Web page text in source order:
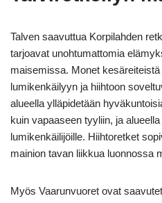
Talven saavuttua Korpilahden
tarjoavat unohtumattomia
maisemissa. Monet
lumikenkäilyyn ja hiihtoon
alueella ylläpidetään
kuin vapaaseen tyyliin, ja
lumikenkäilijöille. Hiihtoretket
mainion tavan liikkua luonnossa
Myös Vaarunvuoret ovat